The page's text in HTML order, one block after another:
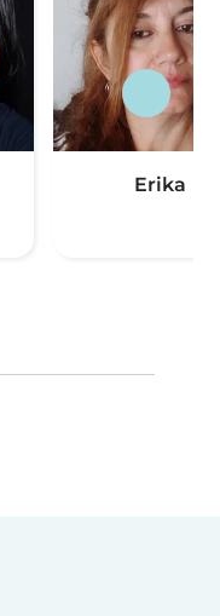
Erika